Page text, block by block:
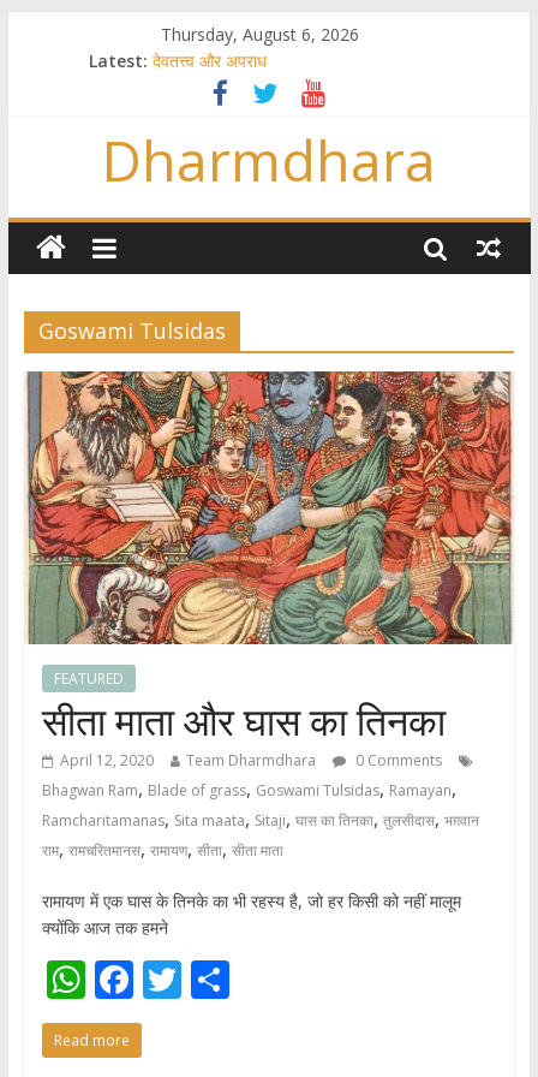
Thursday, August 6, 2026
Latest: देवतत्त्व और अपराध
स्त्रियाँ वेदाधिकारिणी क्यों नहीं हैं
विश्व का सबसे बड़ा और वैज्ञानिक समय गणना तन्त्र
तुम्हीं हो माता, पिता तुम्हीं हो ??
गौ सेवा और राजयोग
Dharmdhara
Goswami Tulsidas
FEATURED
सीता माता और घास का तिनका
April 12, 2020 Team Dharmdhara
0 Comments
Bhagwan Ram, Blade of grass, Goswami Tulsidas, Ramayan,
Ramcharitamanas, Sita maata, Sitaji, घास का तिनका, तुलसीदास, भग़वान
राम, रामचरितमानस, रामायण, सीता, सीता माता
रामायण में एक घास के तिनके का भी रहस्य है, जो हर किसी को नहीं मालूम
क्योंकि आज तक हमने
W
h
at
F
ac
e
T S
Read more